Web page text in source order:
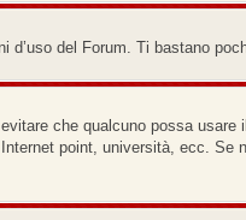
del Forum. Ti bastano
che qualcuno possa
point, università, ecc.